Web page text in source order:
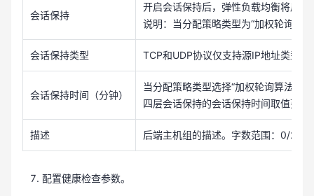
会话保持
开启会话保持后，弹性负载均衡将属
说明：当分配策略类型为“加权轮询算
会话保持类型 TCP和UDP协议仅支持源IP地址类型。
会话保持时间（分钟）
当分配策略类型选择“加权轮询算法”
四层会话保持的会话保持时间取值范
描述 后端主机组的描述。字数范围：0/255
配置健康检查参数。